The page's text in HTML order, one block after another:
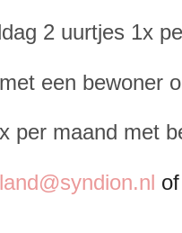
2 uurtjes 1x
een bewoner
per maand met